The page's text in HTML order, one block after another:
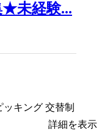
★未経験...
キング 交替制
詳細を表示